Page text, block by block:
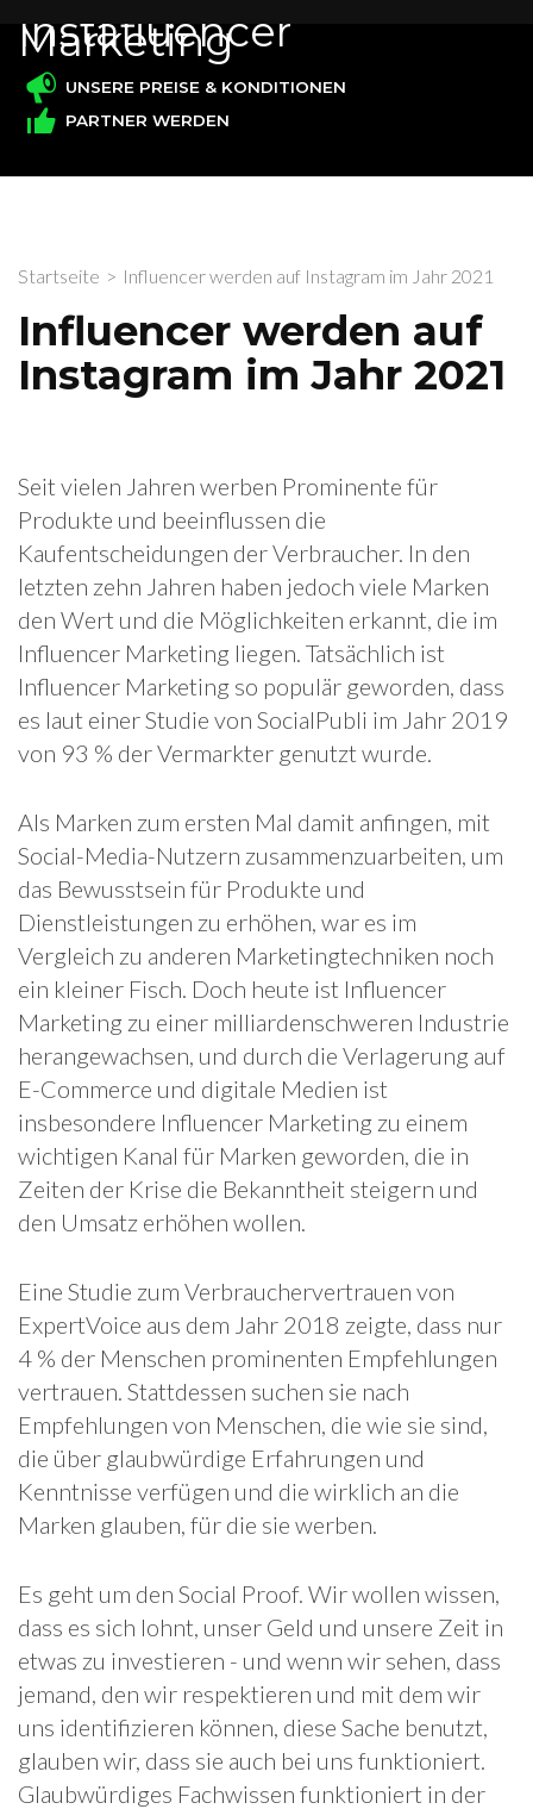
Inhalt
springen
(Enter
Instafluencer
Marketing
UNSERE PREISE & KONDITIONEN
PARTNER WERDEN
Startseite > Influencer werden auf Instagram im Jahr 2021
Influencer werden auf
Instagram im Jahr 2021
Seit vielen Jahren werben Prominente für
Produkte und beeinflussen die
Kaufentscheidungen der Verbraucher. In den
letzten zehn Jahren haben jedoch viele Marken
den Wert und die Möglichkeiten erkannt, die im
Influencer Marketing liegen. Tatsächlich ist
Influencer Marketing so populär geworden, dass
es laut einer Studie von SocialPubli im Jahr 2019
von 93 % der Vermarkter genutzt wurde.
Als Marken zum ersten Mal damit anfingen, mit
Social-Media-Nutzern zusammenzuarbeiten, um
das Bewusstsein für Produkte und
Dienstleistungen zu erhöhen, war es im
Vergleich zu anderen Marketingtechniken noch
ein kleiner Fisch. Doch heute ist Influencer
Marketing zu einer milliardenschweren Industrie
herangewachsen, und durch die Verlagerung auf
E-Commerce und digitale Medien ist
insbesondere Influencer Marketing zu einem
wichtigen Kanal für Marken geworden, die in
Zeiten der Krise die Bekanntheit steigern und
den Umsatz erhöhen wollen.
Eine Studie zum Verbrauchervertrauen von
ExpertVoice aus dem Jahr 2018 zeigte, dass nur
4 % der Menschen prominenten Empfehlungen
vertrauen. Stattdessen suchen sie nach
Empfehlungen von Menschen, die wie sie sind,
die über glaubwürdige Erfahrungen und
Kenntnisse verfügen und die wirklich an die
Marken glauben, für die sie werben.
Es geht um den Social Proof. Wir wollen wissen,
dass es sich lohnt, unser Geld und unsere Zeit in
etwas zu investieren - und wenn wir sehen, dass
jemand, den wir respektieren und mit dem wir
uns identifizieren können, diese Sache benutzt,
glauben wir, dass sie auch bei uns funktioniert.
Glaubwürdiges Fachwissen funktioniert in der